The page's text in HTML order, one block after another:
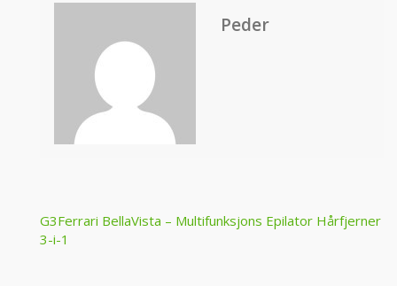
Peder
Post
G3Ferrari BellaVista – Multifunksjons Epilator Hårfjerner
3-i-1